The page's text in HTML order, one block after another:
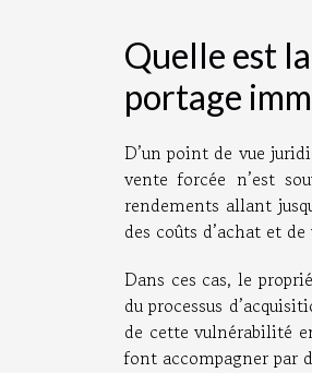
Quelle est
portage
D’un point de vue
vente forcée n’est
rendements allant
des coûts d’achat et
Dans ces cas, le
du processus
de cette vulnérabilité
font accompagner par